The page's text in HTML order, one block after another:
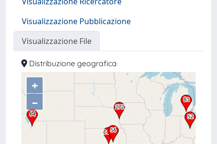
Visualizzazione Pubblicazione
Visualizzazione File
Distribuzione geografica
+
–